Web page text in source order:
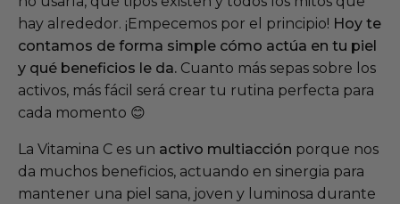
hay alrededor. ¡Empecemos por el principio! H oy te
contamos de forma simple cómo actúa en tu piel
y qué beneficios le da. Cuanto más sepas sobre los
activos, más fácil será crear tu rutina perfecta para
cada momento 😊
La Vitamina C es un activo multiacción porque nos
da muchos beneficios, actuando en sinergia para
mantener una piel sana, joven y luminosa durante